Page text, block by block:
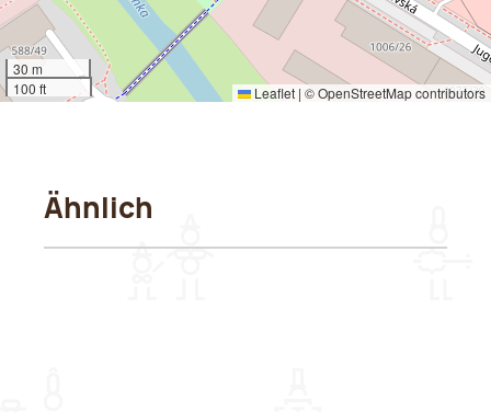
30 m
100 ft
Leaflet | ©OpenStreetMapcontributors
Ähnlich